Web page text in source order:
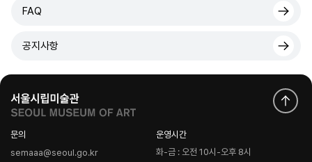
FAQ
공지사항
문의
semaaa@seoul.go.kr
운영시간
화-금 : 오전 10시-오후 8시